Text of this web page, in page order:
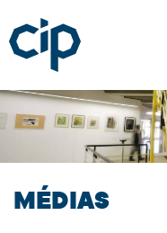
MÉDIAS